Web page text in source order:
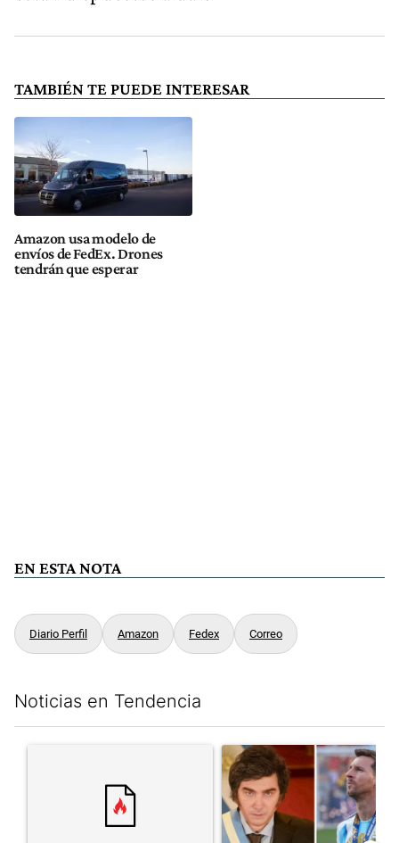
TAMBIÉN TE PUEDE INTERESAR
Amazon usa modelo de
envíos de FedEx. Drones
tendrán que esperar
EN ESTA NOTA
Diario Perfil Amazon Fedex Correo
Noticias en Tendencia
Un artículo de tendencia con el título "" con 54 comentarios.
Un artículo de tendencia con